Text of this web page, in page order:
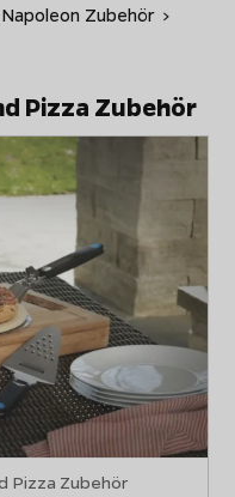
Napoleon Zubehör >
Pizza Zubehör
Pizza Zubehör